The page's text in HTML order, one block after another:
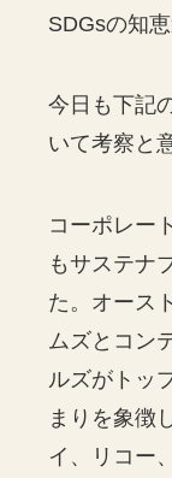
SDGsの知
今日も下記
いて考察と
コーポレー
もサステナ
た。オース
ムズとコン
ルズがトッ
まりを象徴
イ、リコー